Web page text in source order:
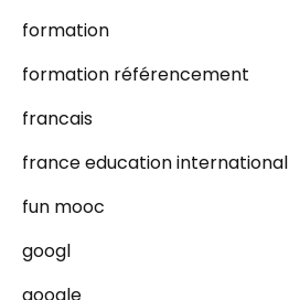
formation
formation référencement
francais
france education international
fun mooc
googl